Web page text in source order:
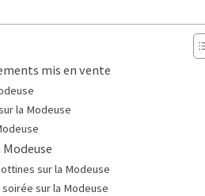
mis en vente
la Modeuse
Modeuse
sur la Modeuse
sur la Modeuse